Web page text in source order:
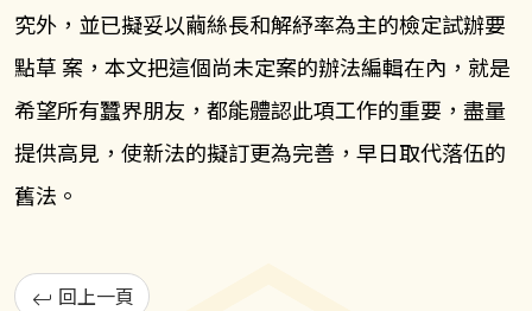
究外，並已擬妥以繭絲長和解紓率為主的檢定試辦要
點草 案，本文把這個尚未定案的辦法編輯在內，就是
希望所有蠶界朋友，都能體認此項工作的重要，盡量
提供高見，使新法的擬訂更為完善，早日取代落伍的
舊法。
回上一頁